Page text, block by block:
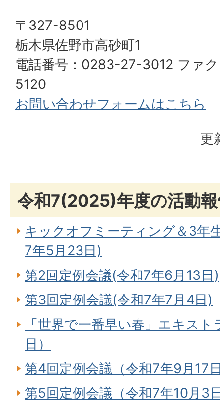
〒327-8501
栃木県佐野市高砂町1
電話番号：0283-27-3012 ファ
5120
お問い合わせフォームはこちら
更
令和7(2025)年度の活動
キックオフミーティング＆3年
7年5月23日)
第2回定例会議(令和7年6月13日)
第3回定例会議(令和7年7月4日)
「世界で一番早い春」エキス
日）
第4回定例会議（令和7年9月17
第5回定例会議（令和7年10月3